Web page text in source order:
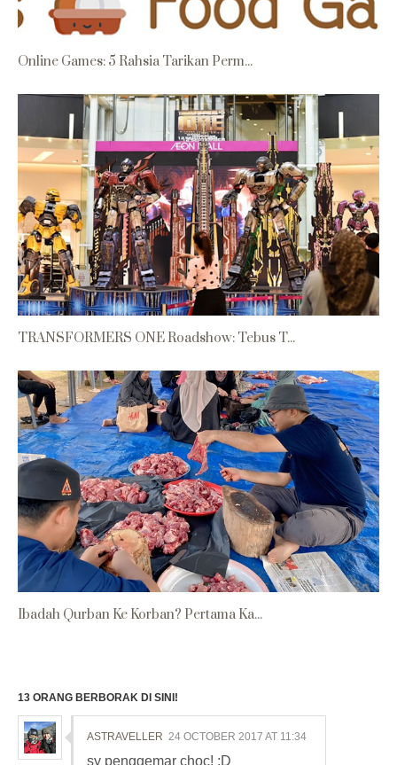
Online Games: 5 Rahsia Tarikan Perm...
TRANSFORMERS ONE Roadshow: Tebus T...
Ibadah Qurban Ke Korban? Pertama Ka...
13 ORANG BERBORAK DI SINI!
ASTRAVELLER 24 OCTOBER 2017 AT 11:34
sy penggemar choc! :D